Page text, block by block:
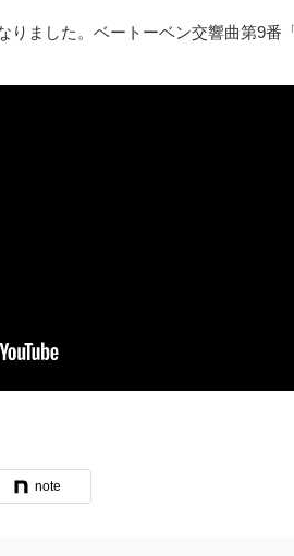
りました。ベートーベン交響曲第9番
note